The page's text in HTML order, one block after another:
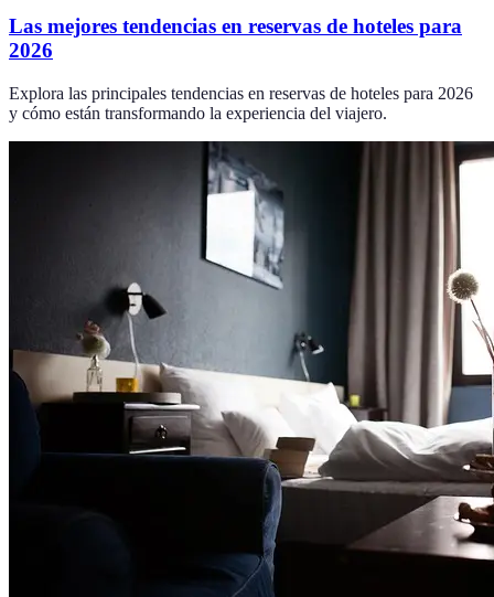
Las mejores tendencias en reservas de hoteles para
2026
Explora las principales tendencias en reservas de hoteles para 2026
y cómo están transformando la experiencia del viajero.